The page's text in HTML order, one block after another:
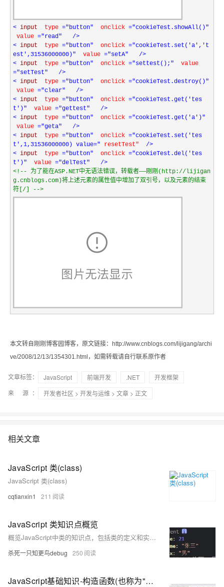
< input type ="button" onclick ="cookieTest.showAll()"
value ="read"
/>
< input type ="button" onclick ="cookieTest.set('a','t
est',31536000000)"
value ="setA"
/>
< input type ="button" onclick ="settest();"
value
="setTest"
/>
< input type ="button" onclick ="cookieTest.destroy()"
value ="clear"
/>
< input type ="button" onclick ="cookieTest.get('tes
t')"
value ="gettest"
/>
< input type ="button" onclick ="cookieTest.get('a')"
value ="geta"
/>
< input type ="button" onclick ="cookieTest.set('tes
t',1,31536000000) value="
resetTest"
/>
< input type ="button" onclick ="cookieTest.del('tes
t')"
value ="delTest"
/>
<!-- 为了能在ASP.NET中无语法错误，转载者——刚刚(http://lijigan
g.cnblogs.com)将上述元素的属性值中增加了双引号，以及元素的结束
符[/]
-->
本文转自刚刚博客园博客，原文链接：http://www.cnblogs.com/lijigang/archi
ve/2008/12/13/1354301.html，如需转载请自行联系原作者
文章标签： JavaScript 前端开发 .NET
开发框架
来 源：
开发者社区 > 开发与运维 > 文章 > 正文
相关文章
JavaScript 类(class)
JavaScript 类(class)
cqtianxin1 211
JavaScript 类知识点概览
概览JavaScript中类的知识点，包括类的定义和实现、添加方法和get/set方法、类的继承和静态方法的使用。通过学生类和人员类的例子，演示了类的构造器、方法定义、继承关系和静态方法的调用。
杀死一只知更鸟debug 250
JavaScript基础知识-构造函数(也称为"类")定义